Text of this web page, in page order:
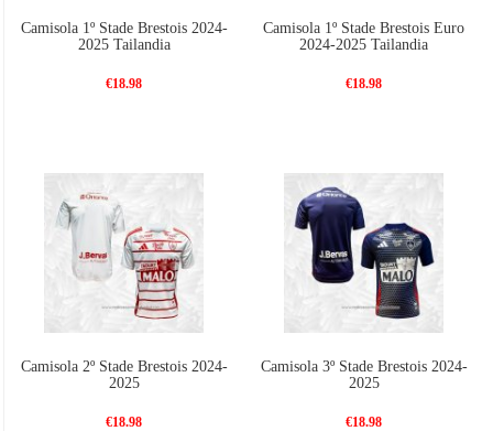
Camisola 1º Stade Brestois 2024-
2025 Tailandia
€18.98
Camisola 1º Stade Brestois Euro
2024-2025 Tailandia
€18.98
Camisola 2º Stade Brestois 2024-
2025
€18.98
Camisola 3º Stade Brestois 2024-
2025
€18.98